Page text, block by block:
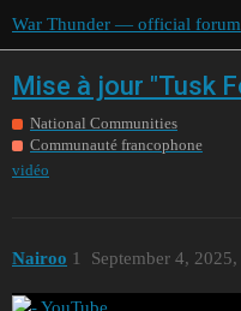
War Thunder — official forum
Mise à jour "Tusk
National Communities
Communauté francophone
vidéo
Nairoo September 4,
1